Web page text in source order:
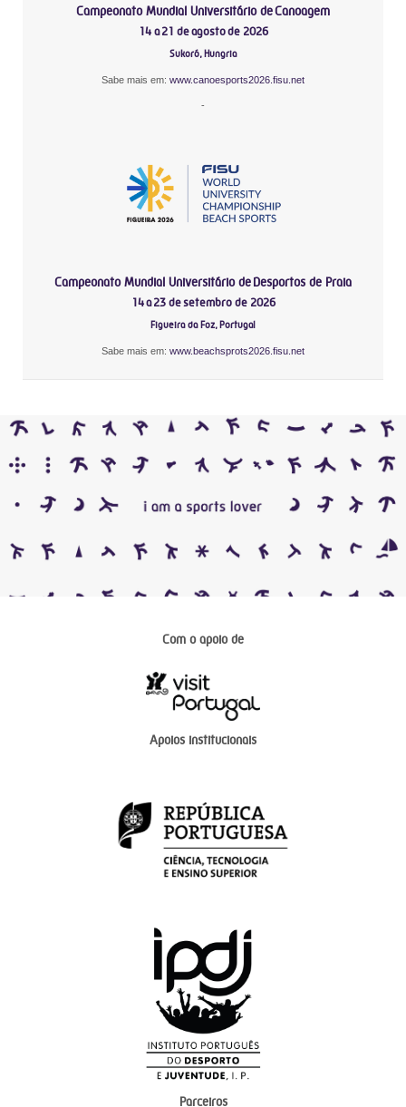
Campeonato Mundial Universitário de Canoagem
14 a 21 de agosto de 2026
Sukoró, Hungria
Sabe mais em: www.canoesports2026.fisu.net
-
Campeonato Mundial Universitário de Desportos de Praia
14 a 23 de setembro de 2026
Figueira da Foz, Portugal
Sabe mais em: www.beachsprots2026.fisu.net
Com o apoio de
Apoios institucionais
Parceiros